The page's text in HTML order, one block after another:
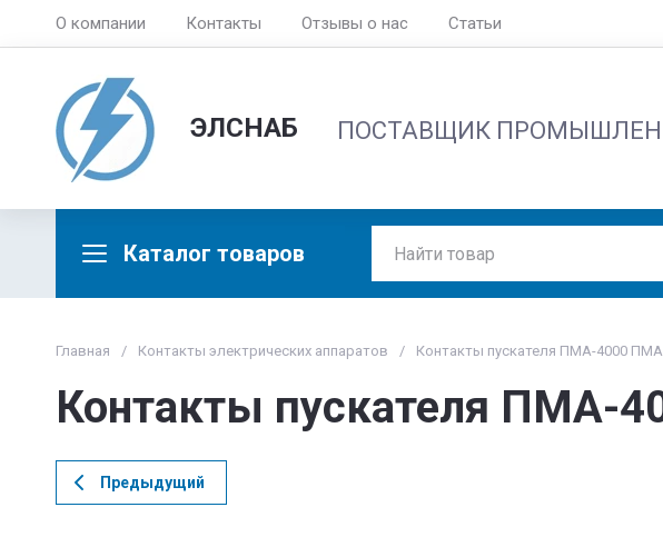
О компании Контакты Отзывы о нас Статьи
ЭЛСНАБ ПОСТАВЩИК
Каталог товаров
Главная / Контакты электрических аппаратов / Контакты пускателя ПМА-4000
Контакты пускателя ПМА-
Предыдущий